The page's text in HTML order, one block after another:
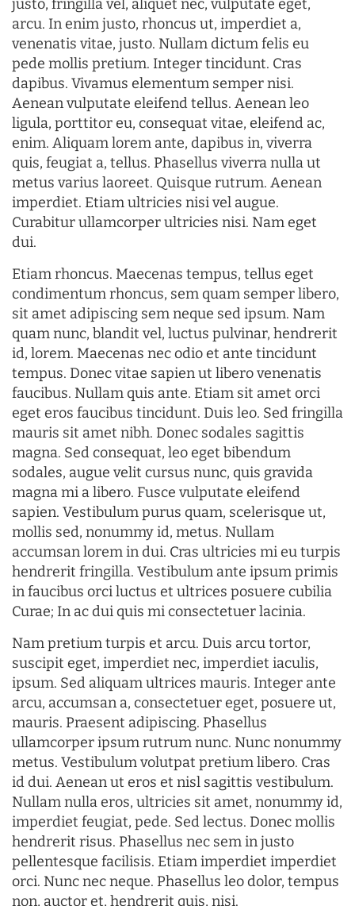
justo, fringilla vel, aliquet nec, vulputate eget,
arcu. In enim justo, rhoncus ut, imperdiet a,
venenatis vitae, justo. Nullam dictum felis eu
pede mollis pretium. Integer tincidunt. Cras
dapibus. Vivamus elementum semper nisi.
Aenean vulputate eleifend tellus. Aenean leo
ligula, porttitor eu, consequat vitae, eleifend ac,
enim. Aliquam lorem ante, dapibus in, viverra
quis, feugiat a, tellus. Phasellus viverra nulla ut
metus varius laoreet. Quisque rutrum. Aenean
imperdiet. Etiam ultricies nisi vel augue.
Curabitur ullamcorper ultricies nisi. Nam eget
dui.
Etiam rhoncus. Maecenas tempus, tellus eget
condimentum rhoncus, sem quam semper libero,
sit amet adipiscing sem neque sed ipsum. Nam
quam nunc, blandit vel, luctus pulvinar, hendrerit
id, lorem. Maecenas nec odio et ante tincidunt
tempus. Donec vitae sapien ut libero venenatis
faucibus. Nullam quis ante. Etiam sit amet orci
eget eros faucibus tincidunt. Duis leo. Sed fringilla
mauris sit amet nibh. Donec sodales sagittis
magna. Sed consequat, leo eget bibendum
sodales, augue velit cursus nunc, quis gravida
magna mi a libero. Fusce vulputate eleifend
sapien. Vestibulum purus quam, scelerisque ut,
mollis sed, nonummy id, metus. Nullam
accumsan lorem in dui. Cras ultricies mi eu turpis
hendrerit fringilla. Vestibulum ante ipsum primis
in faucibus orci luctus et ultrices posuere cubilia
Curae; In ac dui quis mi consectetuer lacinia.
Nam pretium turpis et arcu. Duis arcu tortor,
suscipit eget, imperdiet nec, imperdiet iaculis,
ipsum. Sed aliquam ultrices mauris. Integer ante
arcu, accumsan a, consectetuer eget, posuere ut,
mauris. Praesent adipiscing. Phasellus
ullamcorper ipsum rutrum nunc. Nunc nonummy
metus. Vestibulum volutpat pretium libero. Cras
id dui. Aenean ut eros et nisl sagittis vestibulum.
Nullam nulla eros, ultricies sit amet, nonummy id,
imperdiet feugiat, pede. Sed lectus. Donec mollis
hendrerit risus. Phasellus nec sem in justo
pellentesque facilisis. Etiam imperdiet imperdiet
orci. Nunc nec neque. Phasellus leo dolor, tempus
non, auctor et, hendrerit quis, nisi.